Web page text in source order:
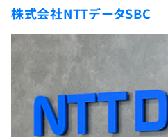
新卒エージェント
イベント・セミナー
インタビュー
就活成功ガイド
4択課題
ナレッジ
リファレンス
評価結果一覧
再チャレンジ結果一覧
Tech Team Journal
note
paizaとは？
株式会社NTTデータSBC